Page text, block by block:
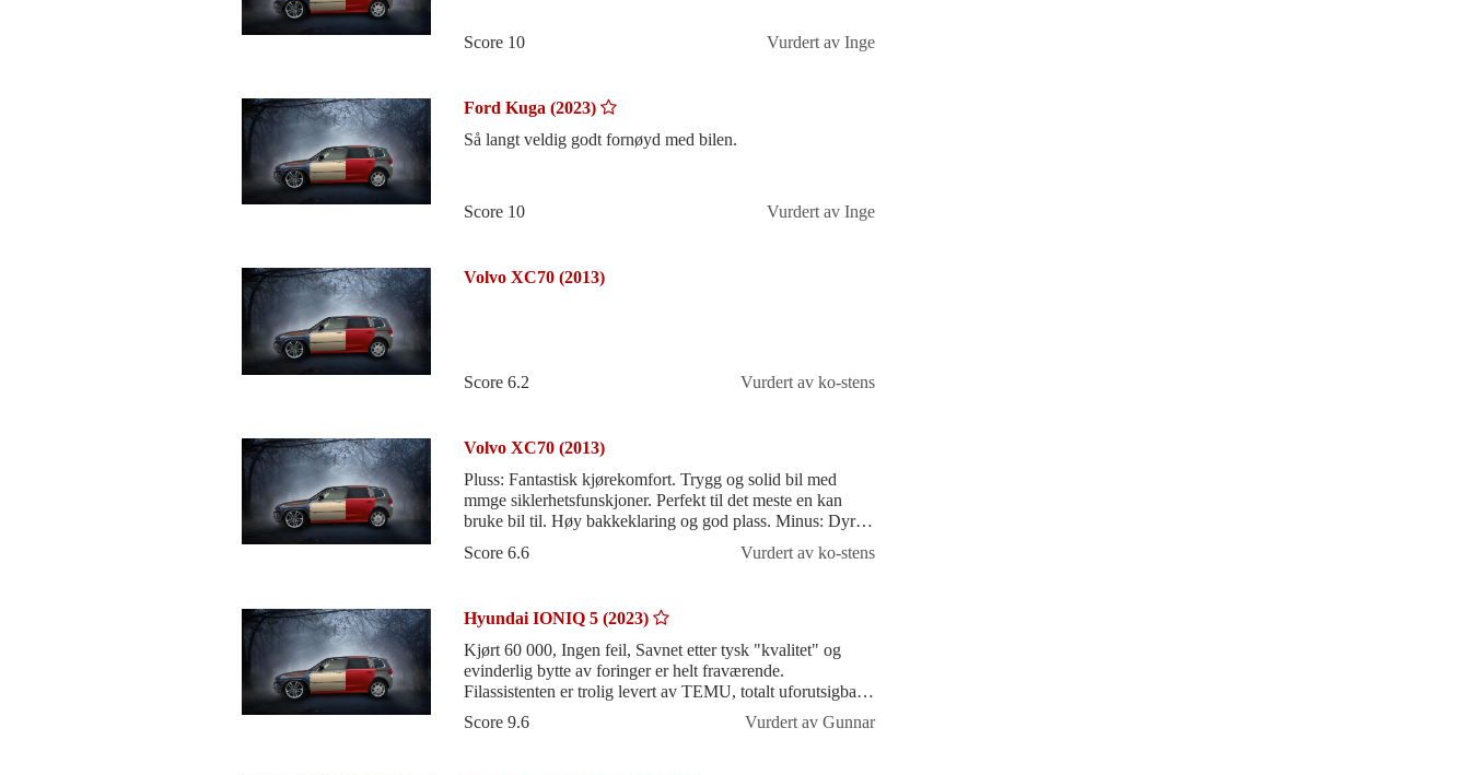
Score 10 Vurdert av Inge
Ford Kuga (2023)
Så langt veldig godt fornøyd med bilen.
Score 10 Vurdert av Inge
Volvo XC70 (2013)
Score 6.2 Vurdert av ko-stens
Volvo XC70 (2013)
Pluss: Fantastisk kjørekomfort. Trygg og solid bil med
mmge siklerhetsfunskjoner. Perfekt til det meste en kan
bruke bil til. Høy bakkeklaring og god plass. Minus: Dyre
Score 6.6 Vurdert av ko-stens
Hyundai IONIQ 5 (2023)
Kjørt 60 000, Ingen feil, Savnet etter tysk "kvalitet" og
evinderlig bytte av foringer er helt fraværende.
Filassistenten er trolig levert av TEMU, totalt uforutsigbar,
bør rett å slett ikke bruke
Score 9.6 Vurdert av Gunnar